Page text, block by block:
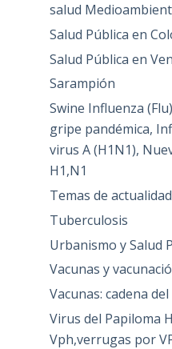
salud
Salud Pública en
Salud Pública en
Sarampión
Swine Influenza
gripe pandémica,
virus A (H1N1),
H1,N1
Temas de
Tuberculosis
Urbanismo y Salud
Vacunas y
Vacunas: cadena
Virus del Papiloma
Vph,verrugas por